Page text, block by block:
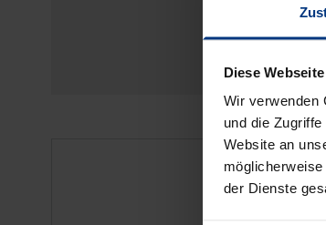
Diese
Wir verwenden
und die
Website an
der Dienste